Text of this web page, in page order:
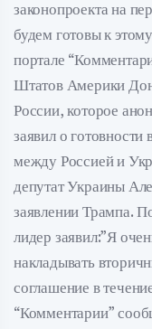
законопроекта на
будем готовы к
портале
Штатов Америки
России, которое
заявил о готовности
между Россией и
депутат Украины
заявлении Трампа.
лидер заявил:”Я
накладывать
соглашение в
“Комментарии”